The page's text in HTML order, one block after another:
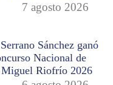
7 agosto 2026
Sánchez ganó
Nacional de
Riofrío 2026